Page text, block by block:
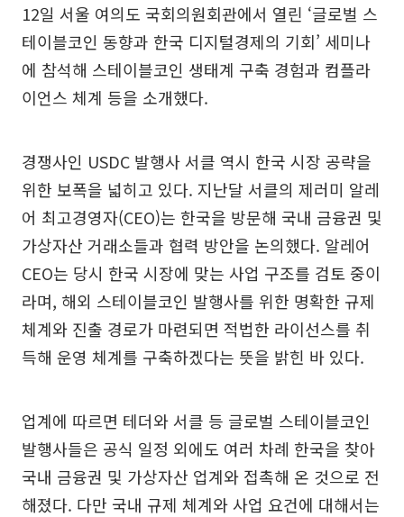
12일 서울 여의도 국회의원회관에서 열린 ‘글로벌 스
테이블코인 동향과 한국 디지털경제의 기회’ 세미나
에 참석해 스테이블코인 생태계 구축 경험과 컴플라
이언스 체계 등을 소개했다.
경쟁사인 USDC 발행사 서클 역시 한국 시장 공략을
위한 보폭을 넓히고 있다. 지난달 서클의 제러미 알레
어 최고경영자(CEO)는 한국을 방문해 국내 금융권 및
가상자산 거래소들과 협력 방안을 논의했다. 알레어
CEO는 당시 한국 시장에 맞는 사업 구조를 검토 중이
라며, 해외 스테이블코인 발행사를 위한 명확한 규제
체계와 진출 경로가 마련되면 적법한 라이선스를 취
득해 운영 체계를 구축하겠다는 뜻을 밝힌 바 있다.
업계에 따르면 테더와 서클 등 글로벌 스테이블코인
발행사들은 공식 일정 외에도 여러 차례 한국을 찾아
국내 금융권 및 가상자산 업계와 접촉해 온 것으로 전
해졌다. 다만 국내 규제 체계와 사업 요건에 대해서는